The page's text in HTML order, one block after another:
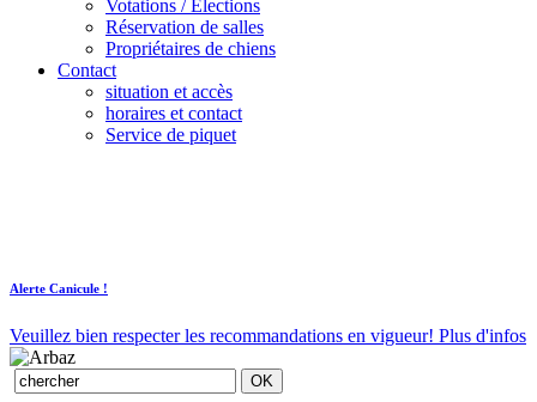
Votations / Elections
Réservation de salles
Propriétaires de chiens
Contact
situation et accès
horaires et contact
Service de piquet
Alerte Canicule !
Veuillez bien respecter les recommandations en vigueur! Plus d'infos